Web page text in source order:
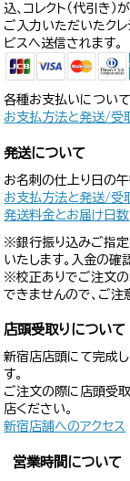
込、コレクト（代引き）
ご入力いただいたク
ビスへ送信されます。
各種お支払いについて
お支払方法と発送/受
発送について
お名刺の仕上り日の
お支払方法と発送/受
発送料金とお届け日数
※銀行振り込みご指
いたします。入金の確
※校正ありでご注文の
できませんので、ご注
店頭受取りについて
新宿店店頭にて完成
す。
ご注文の際に店頭受
店ください。
新宿店舗へのアクセス
営業時間について